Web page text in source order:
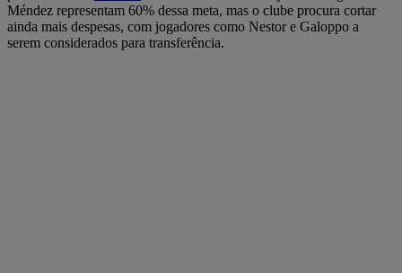
Méndez representam 60% dessa meta, mas o clube procura cortar
ainda mais despesas, com jogadores como Nestor e Galoppo a
serem considerados para transferência.